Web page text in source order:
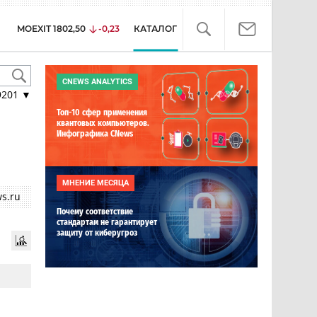
MOEXIT 1802,50 -0,23 КАТАЛОГ
▼
CNEWS ANALYTICS
Топ-10 сфер применения
квантовых компьютеров.
Инфографика CNews
МНЕНИЕ МЕСЯЦА
Почему соответствие
стандартам не гарантирует
защиту от киберугроз